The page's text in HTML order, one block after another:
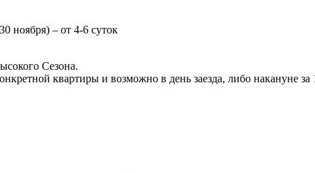
ноября) – от 4-6 суток
Сезона.
квартиры и возможно в день заезда, либо накануне за